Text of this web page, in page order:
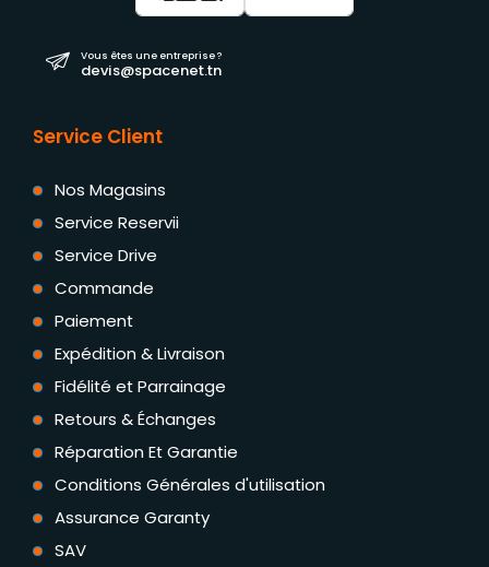
Vous êtes une entreprise ?
devis@spacenet.tn
Service Client
Nos Magasins
Service Reservii
Service Drive
Commande
Paiement
Expédition & Livraison
Fidélité et Parrainage
Retours & Échanges
Réparation Et Garantie
Conditions Générales d'utilisation
Assurance Garanty
SAV